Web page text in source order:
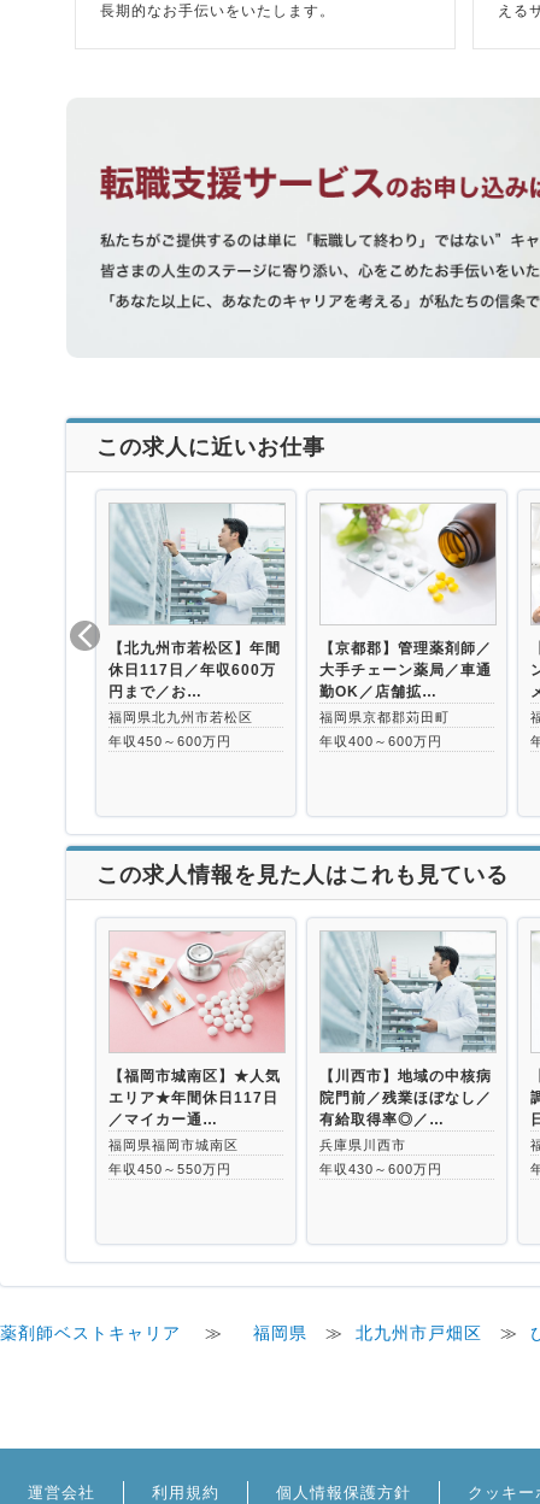
長期的なお手伝いをいたします。
える
この求人に近いお仕事
【北九州市若松区】年間
休日117日／年収600万
円まで／お…
福岡県北九州市若松区
年収450～600万円
【京都郡】管理薬剤師／
大手チェーン薬局／車通
勤OK／店舗拡…
福岡県京都郡苅田町
年収400～600万円
この求人情報を見た人はこれも見ている
【福岡市城南区】★人気
エリア★年間休日117日
／マイカー通…
福岡県福岡市城南区
年収450～550万円
【川西市】地域の中核病
院門前／残業ほぼなし／
有給取得率◎／…
兵庫県川西市
年収430～600万円
薬剤師ベストキャリア ≫ 福岡県 ≫ 北九州市戸畑区 ≫
運営会社 利用規約 個人情報保護方針 クッキー